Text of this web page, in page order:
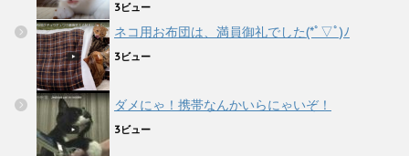
3ビュー
ネコ用お布団は、満員御礼でした(*ﾟ▽ﾟ)ﾉ
3ビュー
ダメにゃ！携帯なんかいらにゃいぞ！
3ビュー